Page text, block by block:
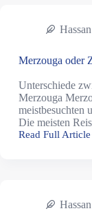
Merzouga oder
Unterschiede
Merzouga
meistbesuchten
Die meisten
Read Full Article